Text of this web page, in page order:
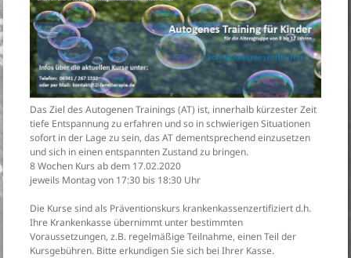
Das Ziel des Autogenen Trainings (AT) ist, innerhalb kürzester Zeit
tiefe Entspannung zu erfahren und so in schwierigen Situationen
sofort in der Lage zu sein, das AT dementsprechend einzusetzen
und sich in einen entspannten Zustand zu bringen.
8 Wochen Kurs ab dem 17.02.2020
jeweils Montag von 17:30 bis 18:30 Uhr
Die Kurse sind als Präventionskurs krankenkassenzertifiziert d.h.
Ihre Krankenkasse übernimmt unter bestimmten
Voraussetzungen, z.B. regelmäßige Teilnahme, einen Teil der
Kursgebühren. Bitte erkundigen Sie sich bei Ihrer Kasse.